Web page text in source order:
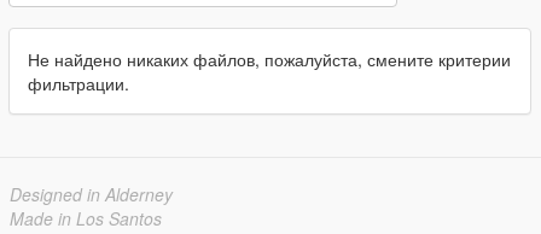
Не найдено никаких файлов, пожалуйста, смените критерии
фильтрации.
Designed in Alderney
Made in Los Santos